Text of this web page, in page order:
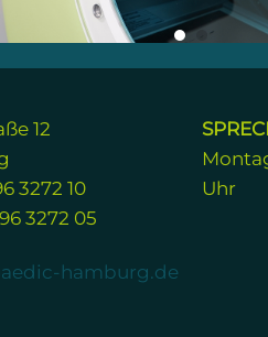
12
3272 10
3272 05
hamburg.de
Uhr